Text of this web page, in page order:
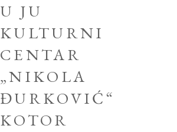
U JU
KULTURNI
CENTAR
„NIKOLA
ĐURKOVIĆ“
KOTOR